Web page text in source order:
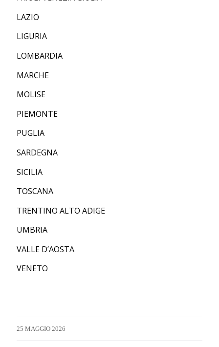
LAZIO
LIGURIA
LOMBARDIA
MARCHE
MOLISE
PIEMONTE
PUGLIA
SARDEGNA
SICILIA
TOSCANA
TRENTINO ALTO ADIGE
UMBRIA
VALLE D’AOSTA
VENETO
25 MAGGIO 2026